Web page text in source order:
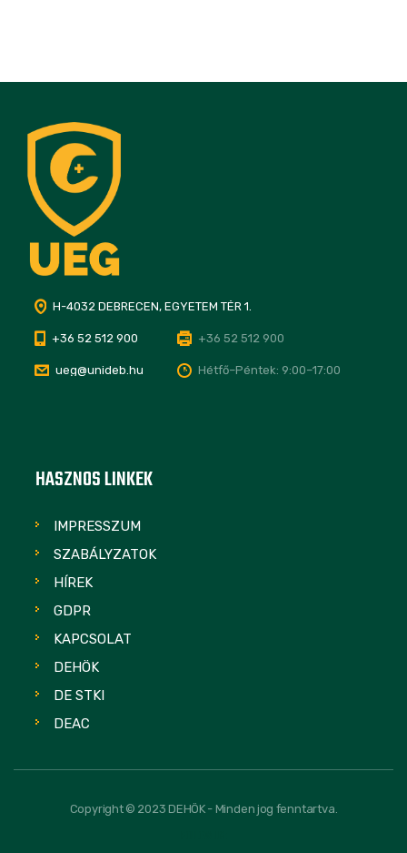
H-4032 DEBRECEN, EGYETEM TÉR 1.
+36 52 512 900 +36 52 512 900
ueg@unideb.hu Hétfő–Péntek: 9:00–17:00
HASZNOS LINKEK
IMPRESSZUM
SZABÁLYZATOK
HÍREK
GDPR
KAPCSOLAT
DEHÖK
DE STKI
DEAC
Copyright © 2023 DEHÖK - Minden jog fenntartva.